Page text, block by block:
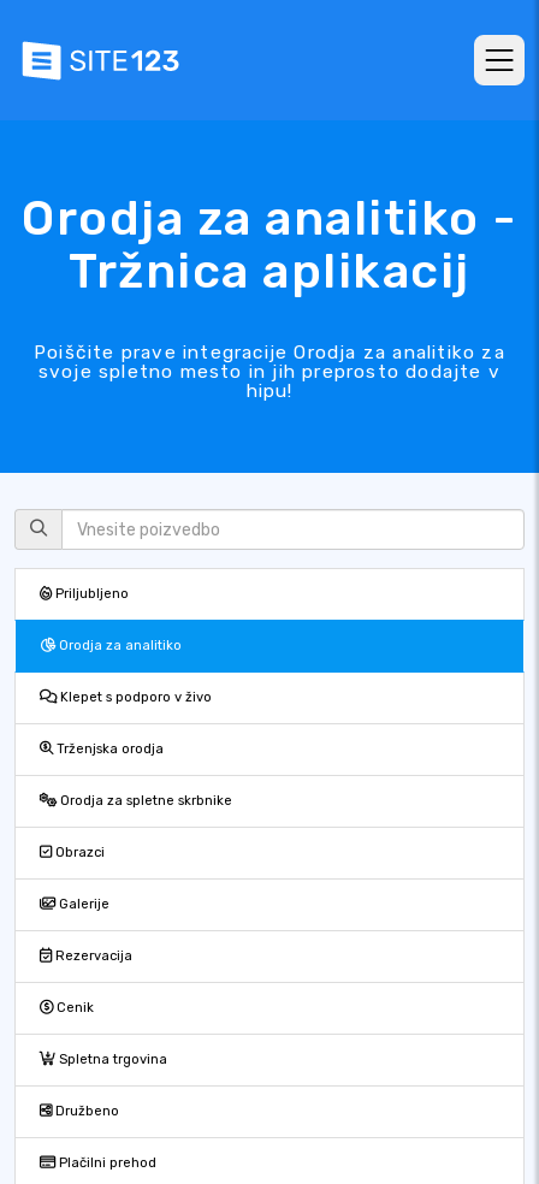
Orodja za analitiko -
Tržnica aplikacij
Poiščite prave integracije Orodja za analitiko za
svoje spletno mesto in jih preprosto dodajte v
hipu!
Priljubljeno
Orodja za analitiko
Klepet s podporo v živo
Trženjska orodja
Orodja za spletne skrbnike
Obrazci
Galerije
Rezervacija
Cenik
Spletna trgovina
Družbeno
Plačilni prehod